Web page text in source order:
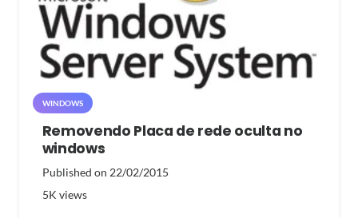
WINDOWS
Removendo Placa de rede oculta no
windows
Published on 22/02/2015
5K views